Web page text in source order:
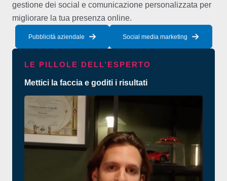
gestione dei social e comunicazione personalizzata per
migliorare la tua presenza online.
Pubblicità aziendale Social media marketing
LE PILLOLE DELL’ESPERTO
Mettici la faccia e goditi i risultati